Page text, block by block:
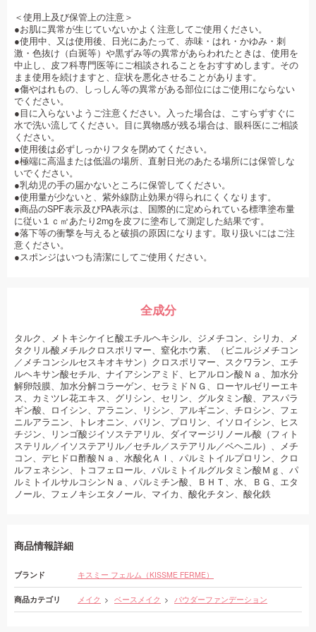
＜使用上及び保管上の注意＞
●お肌に異常が生じていないかよく注意してご使用ください。
●使用中、又は使用後、日光にあたって、赤味・はれ・かゆみ・刺
激・色抜け（白斑等）や黒ずみ等の異常があらわれたときは、使用を
中止し、皮フ科専門医等にご相談されることをおすすめします。その
まま使用を続けますと、症状を悪化させることがあります。
●傷やはれもの、しっしん等の異常がある部位にはご使用にならない
でください。
●目に入らないようご注意ください。入った場合は、こすらずすぐに
水で洗い流してください。目に異物感が残る場合は、眼科医にご相談
ください。
●使用後は必ずしっかりフタを閉めてください。
●極端に高温または低温の場所、直射日光のあたる場所には保管しな
いでください。
●乳幼児の手の届かないところに保管してください。
●使用量が少ないと、紫外線防止効果が得られにくくなります。
●商品のSPF表示及びPA表示は、国際的に定められている標準塗布量
に従い１ｃ㎡あたり2mgを皮フに塗布して測定した結果です。
●落下等の衝撃を与えると破損の原因になります。取り扱いにはご注
意ください。
●スポンジはいつも清潔にしてご使用ください。
全成分
タルク、メトキシケイヒ酸エチルヘキシル、ジメチコン、シリカ、メ
タクリル酸メチルクロスポリマー、窒化ホウ素、（ビニルジメチコン
／メチコンシルセスキオキサン）クロスポリマー、スクワラン、エチ
ルヘキサン酸セチル、ナイアシンアミド、ヒアルロン酸Ｎａ、加水分
解卵殻膜、加水分解コラーゲン、セラミドＮＧ、ローヤルゼリーエキ
ス、カミツレ花エキス、グリシン、セリン、グルタミン酸、アスパラ
ギン酸、ロイシン、アラニン、リシン、アルギニン、チロシン、フェ
ニルアラニン、トレオニン、バリン、プロリン、イソロイシン、ヒス
チジン、リンゴ酸ジイソステアリル、ダイマージリノール酸（フィト
ステリル／イソステアリル／セチル／ステアリル／ベヘニル）、メチ
コン、デヒドロ酢酸Ｎａ、水酸化Ａｌ、パルミトイルプロリン、クロ
ルフェネシン、トコフェロール、パルミトイルグルタミン酸Ｍｇ、パ
ルミトイルサルコシンＮａ、パルミチン酸、ＢＨＴ、水、ＢＧ、エタ
ノール、フェノキシエタノール、マイカ、酸化チタン、酸化鉄
商品情報詳細
ブランド キスミー フェルム（KISSME FERME）
商品カテゴリ メイク ベースメイク パウダーファンデーション